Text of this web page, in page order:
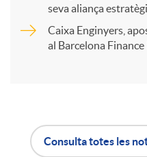
seva aliança
Caixa Enginyers,
al Barcelona
Consulta totes les